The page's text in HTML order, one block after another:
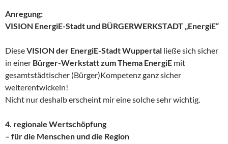
Anregung:
VISION EnergiE-Stadt und BÜRGERWERKSTADT „EnergiE“
DieseVISION der EnergiE-Stadt Wuppertal ließe sich sicher
in einer Bürger-Werkstatt zum Thema EnergiE mit
gesamtstädtischer (Bürger)Kompetenz ganz sicher
weiterentwickeln!
Nicht nur deshalb erscheint mir eine solche sehr wichtig.
4. regionale Wertschöpfung
– für die Menschen und die Region